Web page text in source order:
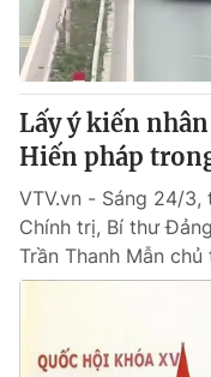
Thế giới đó đây
Câu chuyện quốc tế
Tài chính
Thị trường
Góc doanh nghiệp
Dữ liệu và đời sống
Truyền hình
Phim VTV
Hậu trường
Nhân vật
Giải sao mai
Giải trí
Điện ảnh
Đời sống
Làm đẹp
Lấy ý kiến
Hiến pháp
VTV.vn - Sáng 24/3,
Chính trị, Bí thư
Trần Thanh Mẫn